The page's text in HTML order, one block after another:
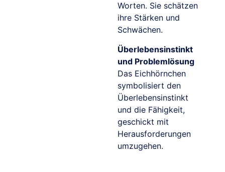
Worten. Sie schätzen
ihre Stärken und
Schwächen.
Überlebensinstinkt
und Problemlösung
Das Eichhörnchen
symbolisiert den
Überlebensinstinkt
und die Fähigkeit,
geschickt mit
Herausforderungen
umzugehen.